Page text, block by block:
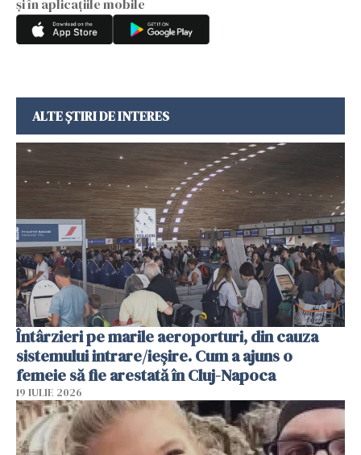
și în aplicațiile mobile
ALTE ȘTIRI DE INTERES
Întârzieri pe marile aeroporturi, din cauza
sistemului intrare/ieșire. Cum a ajuns o
femeie să fie arestată în Cluj-Napoca
19 IULIE 2026